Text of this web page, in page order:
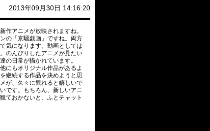
2013年09月30日 14:16:20
作アニメが放映されますね。
の「京騒戯画」ですね。両方
気になります。動画としては
のんびりしたアニメが見たい
の日常が描かれています。
にもオリジナル作品があるよ
継続する作品を決めようと思
が、久々に観れると嬉しいで
です。もちろん、新しいアニ
ておかないと、ふとチャット